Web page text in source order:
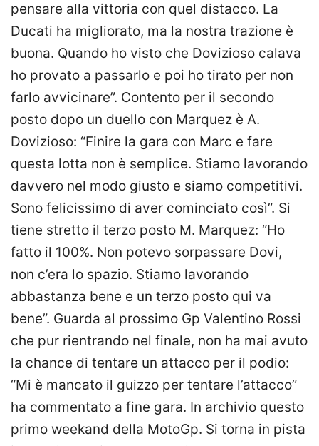
pensare alla vittoria con quel distacco. La
Ducati ha migliorato, ma la nostra trazione è
buona. Quando ho visto che Dovizioso calava
ho provato a passarlo e poi ho tirato per non
farlo avvicinare”. Contento per il secondo
posto dopo un duello con Marquez è A.
Dovizioso: “Finire la gara con Marc e fare
questa lotta non è semplice. Stiamo lavorando
davvero nel modo giusto e siamo competitivi.
Sono felicissimo di aver cominciato così”. Si
tiene stretto il terzo posto M. Marquez: “Ho
fatto il 100%. Non potevo sorpassare Dovi,
non c’era lo spazio. Stiamo lavorando
abbastanza bene e un terzo posto qui va
bene”. Guarda al prossimo Gp Valentino Rossi
che pur rientrando nel finale, non ha mai avuto
la chance di tentare un attacco per il podio:
“Mi è mancato il guizzo per tentare l’attacco”
ha commentato a fine gara. In archivio questo
primo weekand della MotoGp. Si torna in pista